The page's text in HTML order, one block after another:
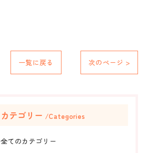
一覧に戻る 次のページ >
カテゴリー Categories
全てのカテゴリー